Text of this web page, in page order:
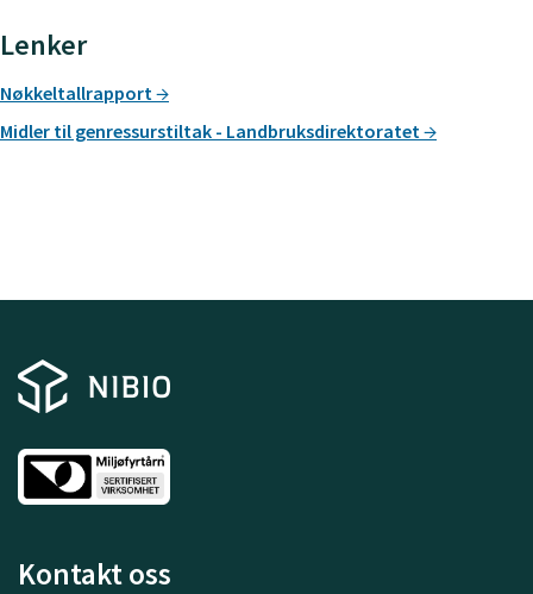
Lenker
Nøkkeltallrapport
Midler til genressurstiltak - Landbruksdirektoratet
Kontakt oss